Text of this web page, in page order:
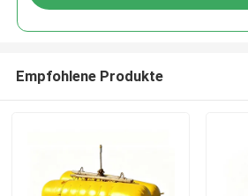
Empfohlene Produkte